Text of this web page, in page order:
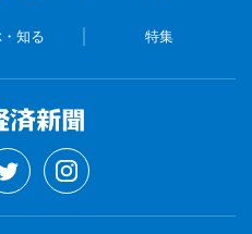
知る 特集